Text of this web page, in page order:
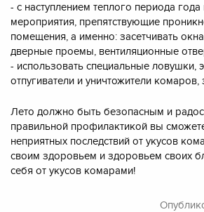
- с наступлением теплого периода
мероприятия, препятствующие
помещения, а именно: засетчивать
дверные проемы, вентиляционные
- использовать специальные ловушки,
отпугиватели и уничтожители
Лето должно быть безопасным и
правильной профилактикой вы
неприятных последствий от укусов
своим здоровьем и здоровьем своих
себя от укусов комарами!